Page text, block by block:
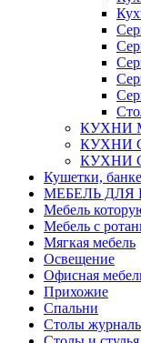
КУХНИ
КУХНИ
КУХНИ
Кушетки,
МЕБЕЛЬ
Мебель
Мебель с
Мягкая мебель
Освещение
Офисная
Прихожие
Спальни
Столы